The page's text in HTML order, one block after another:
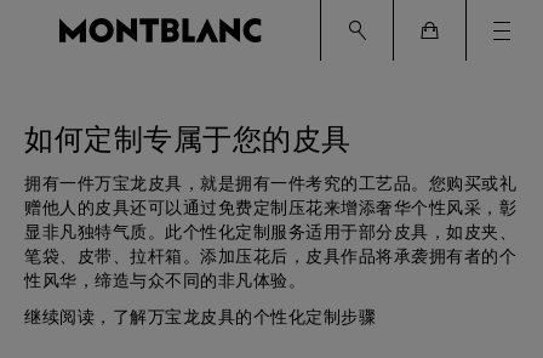
如何定制专属于您的皮具
拥有一件万宝龙皮具，就是拥有一件考究的工艺品。您购买或礼
赠他人的皮具还可以通过免费定制压花来增添奢华个性风采，彰
显非凡独特气质。此个性化定制服务适用于部分皮具，如皮夹、
笔袋、皮带、拉杆箱。添加压花后，皮具作品将承袭拥有者的个
性风华，缔造与众不同的非凡体验。
继续阅读，了解万宝龙皮具的个性化定制步骤